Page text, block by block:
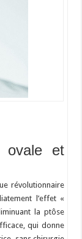
ovale et
révolutionnaire
l’effet «
la ptôse
qui donne